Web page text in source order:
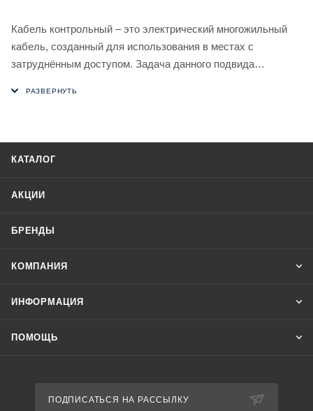
Кабель контрольный – это электрический многожильный
кабель, созданный для использования в местах с
затруднённым доступом. Задача данного подвида
Область применения: кабель предназначен для
аппаратам, сборки зажимов электрических
переменным напряжением до 0,66 кВ. КВВГЭнг(А)-LS в
оболочкой из ПВХ пластиката пониженной горючести
КАТАЛОГ
АКЦИИ
БРЕНДЫ
КОМПАНИЯ
ИНФОРМАЦИЯ
ПОМОЩЬ
ПОДПИСАТЬСЯ НА РАССЫЛКУ